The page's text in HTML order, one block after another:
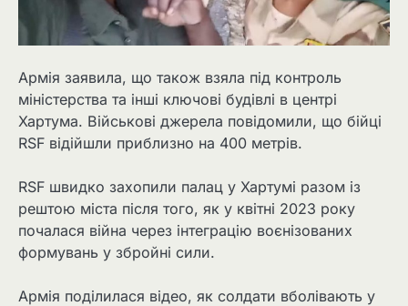
Армія заявила, що також взяла під контроль
міністерства та інші ключові будівлі в центрі
Хартума. Військові джерела повідомили, що бійці
RSF відійшли приблизно на 400 метрів.
RSF швидко захопили палац у Хартумі разом із
рештою міста після того, як у квітні 2023 року
почалася війна через інтеграцію воєнізованих
формувань у збройні сили.
Армія поділилася відео, як солдати вболівають у